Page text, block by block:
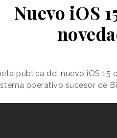
Nuevo iOS
pública del nuevo iOS 15
operativo sucesor de